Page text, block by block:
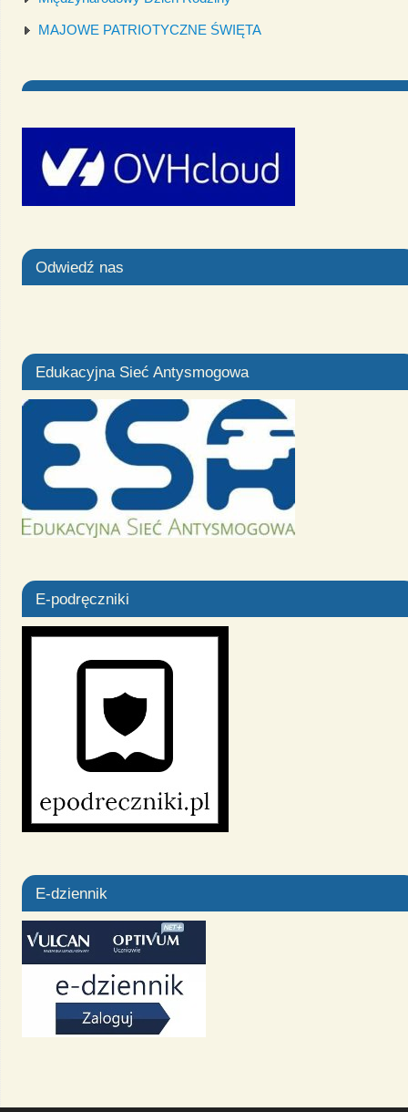
MAJOWE PATRIOTYCZNE ŚWIĘTA
Odwiedź nas
Edukacyjna Sieć Antysmogowa
E-podręczniki
E-dziennik